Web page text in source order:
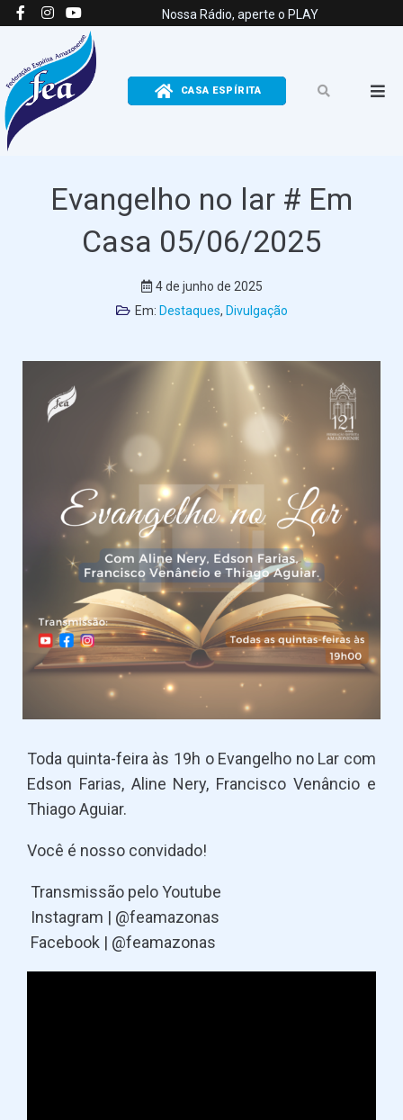
Nossa Rádio, aperte o PLAY
CASA ESPÍRITA
Evangelho no lar # Em
Casa 05/06/2025
4 de junho de 2025
Em: Destaques, Divulgação
Toda quinta-feira às 19h o Evangelho no Lar com
Edson Farias, Aline Nery, Francisco Venâncio e
Thiago Aguiar.
Você é nosso convidado!
Transmissão pelo Youtube
Instagram | @feamazonas
Facebook | @feamazonas